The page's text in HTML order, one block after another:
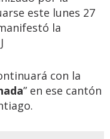
este lunes 27
la
con la
” en ese cantón